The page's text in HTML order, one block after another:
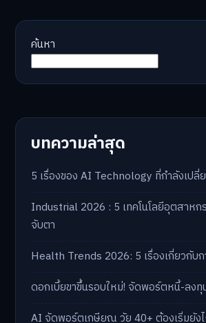
ค้นหา
บทความล่าสุด
5 เรื่องของ AI Technology ที่กำลังเปลี่
Industrial 2026 : 5 เทคโนโลยีอุตสาห
จับตา
Health Trends 2026: 5 เรื่องเกี่ยวกับ
ดอกเบี้ยขาขึ้นรอบใหม่! จัดพอร์ตหนี้-ลงทุ
AI จัดพอร์ตเกษียณ วัย 40+ ต้องเริ่มยัง